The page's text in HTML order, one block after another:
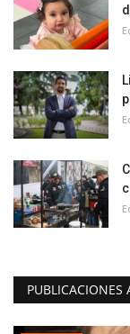
PUBLICACIONES